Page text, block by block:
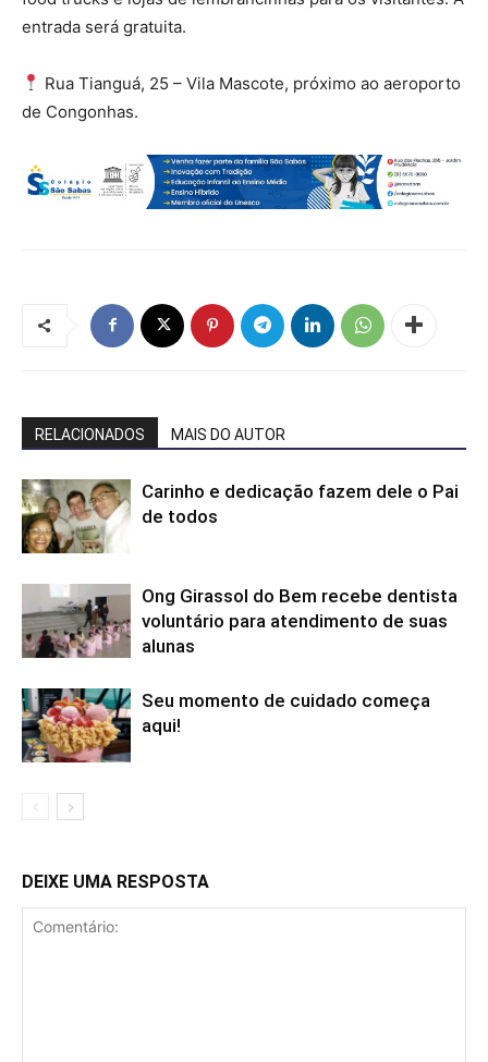
entrada será gratuita.
Rua Tianguá, 25 – Vila Mascote, próximo ao aeroporto
de Congonhas.
RELACIONADOS MAIS DO AUTOR
Carinho e dedicação fazem dele o Pai
de todos
Ong Girassol do Bem recebe dentista
voluntário para atendimento de suas
alunas
Seu momento de cuidado começa
aqui!
DEIXE UMA RESPOSTA